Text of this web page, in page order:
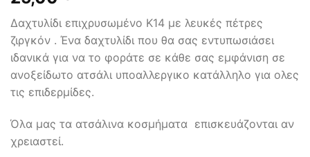
Δαχτυλίδι επιχρυσωμένο Κ14 με λευκές πέτρες
ζιργκόν . Ένα δαχτυλίδι που θα σας εντυπωσιάσει
ιδανικά για να το φοράτε σε κάθε σας εμφάνιση σε
ανοξείδωτο ατσάλι υποαλλεργικο κατάλληλο για ολες
τις επιδερμίδες.
Όλα μας τα ατσάλινα κοσμήματα επισκευάζονται αν
χρειαστεί.